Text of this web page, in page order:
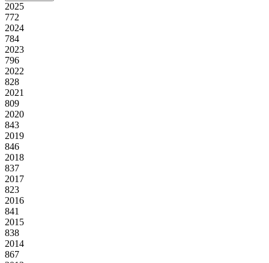
2025
772
2024
784
2023
796
2022
828
2021
809
2020
843
2019
846
2018
837
2017
823
2016
841
2015
838
2014
867